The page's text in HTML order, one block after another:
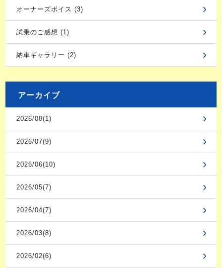
オーナーズボイス (3)
試乗のご感想 (1)
納車ギャラリー (2)
アーカイブ
2026/08(1)
2026/07(9)
2026/06(10)
2026/05(7)
2026/04(7)
2026/03(8)
2026/02(6)